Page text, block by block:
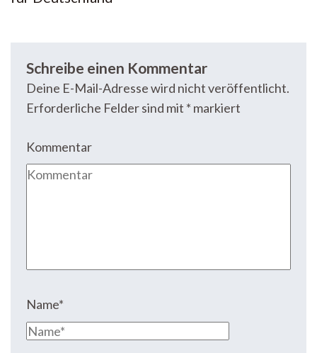
Schreibe einen Kommentar
Deine E-Mail-Adresse wird nicht veröffentlicht.
Erforderliche Felder sind mit * markiert
Kommentar
Name*